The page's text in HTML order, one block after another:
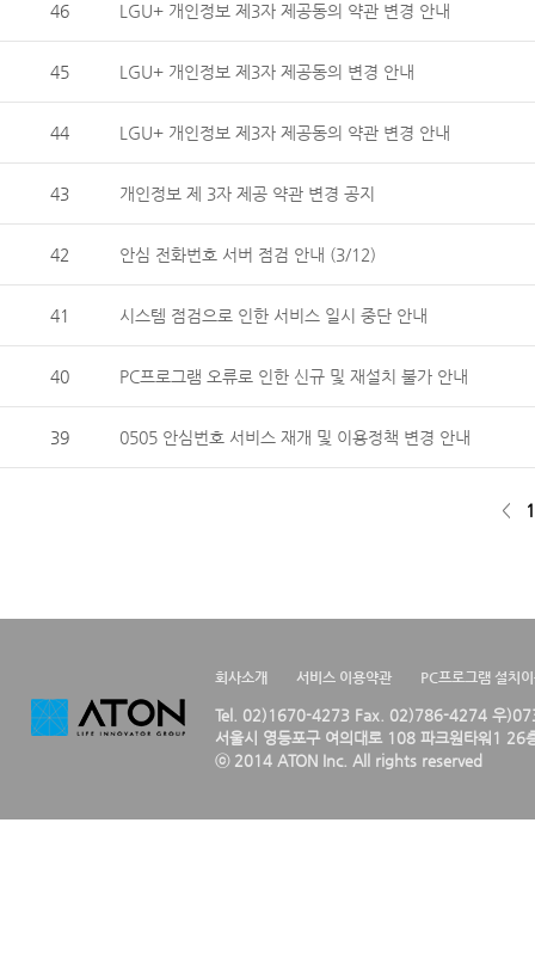
46 LGU+ 개인정보 제3자 제공동의 약관 변경 안내
45 LGU+ 개인정보 제3자 제공동의 변경 안내
44 LGU+ 개인정보 제3자 제공동의 약관 변경 안내
43 개인정보 제 3자 제공 약관 변경 공지
42 안심 전화번호 서버 점검 안내 (3/12)
41 시스템 점검으로 인한 서비스 일시 중단 안내
40 PC프로그램 오류로 인한 신규 및 재설치 불가 안내
39 0505 안심번호 서비스 재개 및 이용정책 변경 안내
< 1
회사소개 서비스 이용약관 PC프로그램 설치
Tel. 02)1670-4273 Fax. 02)786-4274 우
서울시 영등포구 여의대로 108 파크원타워1 26
ⓒ 2014 ATON Inc. All rights reserved